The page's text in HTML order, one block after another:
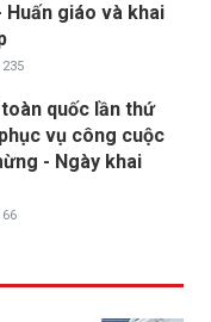
Huấn giáo và khai
235
quốc lần thứ
vụ công cuộc
- Ngày khai
66